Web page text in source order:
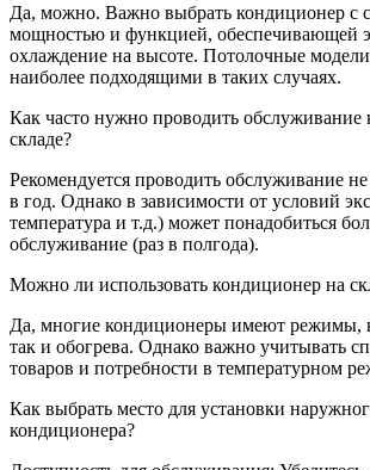
Да, можно. Важно выбрать кондиционер с
мощностью и функцией, обеспечивающей
охлаждение на высоте. Потолочные
наиболее подходящими в таких случаях.
Как часто нужно проводить обслуживание
складе?
Рекомендуется проводить обслуживание
в год. Однако в зависимости от условий
температура и т.д.) может понадобиться
обслуживание (раз в полгода).
Можно ли использовать кондиционер на
Да, многие кондиционеры имеют режимы,
так и обогрева. Однако важно учитывать
товаров и потребности в температурном
Как выбрать место для установки
кондиционера?